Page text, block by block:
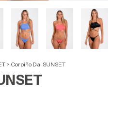
> Corpiño Dai SUNSET